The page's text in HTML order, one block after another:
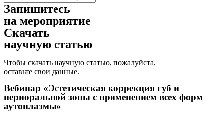
Запишитесь
на мероприятие
Скачать
научную статью
Чтобы скачать научную статью, пожалуйста,
оставьте свои данные.
Вебинар «Эстетическая коррекция губ и
периоральной зоны с применением всех форм
аутоплазмы»